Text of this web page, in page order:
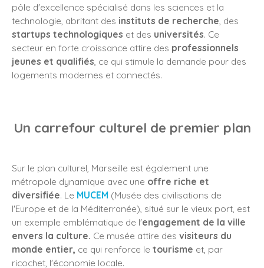
pôle d'excellence spécialisé dans les sciences et la
technologie, abritant des instituts de recherche , des
startups technologiques et des universités. Ce
secteur en forte croissance attire des professionnels
jeunes et qualifiés , ce qui stimule la demande pour des
logements modernes et connectés.
Un carrefour culturel de premier plan
Sur le plan culturel, Marseille est également une
métropole dynamique avec une offre riche et
diversifiée. Le MUCEM (Musée des civilisations de
l'Europe et de la Méditerranée), situé sur le vieux port, est
un exemple emblématique de l'engagement de la ville
envers la culture. Ce musée attire des visiteurs du
monde entier, ce qui renforce le tourisme et, par
ricochet, l'économie locale.